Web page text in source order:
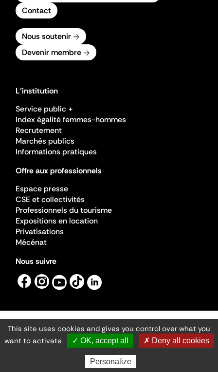
Contact
Nous soutenir
Devenir membre
L'institution
Service public +
Index égalité femmes-hommes
Recrutement
Marchés publics
Informations pratiques
Offre aux professionnels
Espace presse
CSE et collectivités
Professionnels du tourisme
Expositions en location
Privatisations
Mécénat
Nous suivre
Mentions légales
Gestion des cookies
Accessibilité numérique
Ministère de la Culture ©2026
- Cité de l'architecture et du patrimoine
This site uses cookies and gives you control over what you
want to activate
✓ OK, accept all ✗ Deny all cookies
Personalize